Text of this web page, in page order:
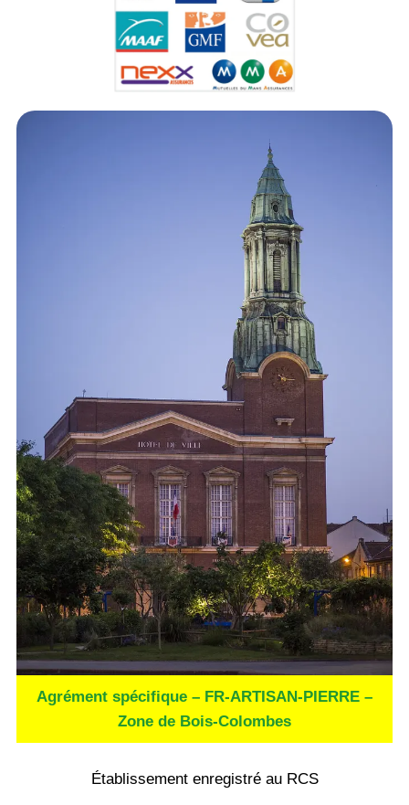
Agrément spécifique – FR-ARTISAN-PIERRE –
Zone de Bois-Colombes
Établissement enregistré au RCS